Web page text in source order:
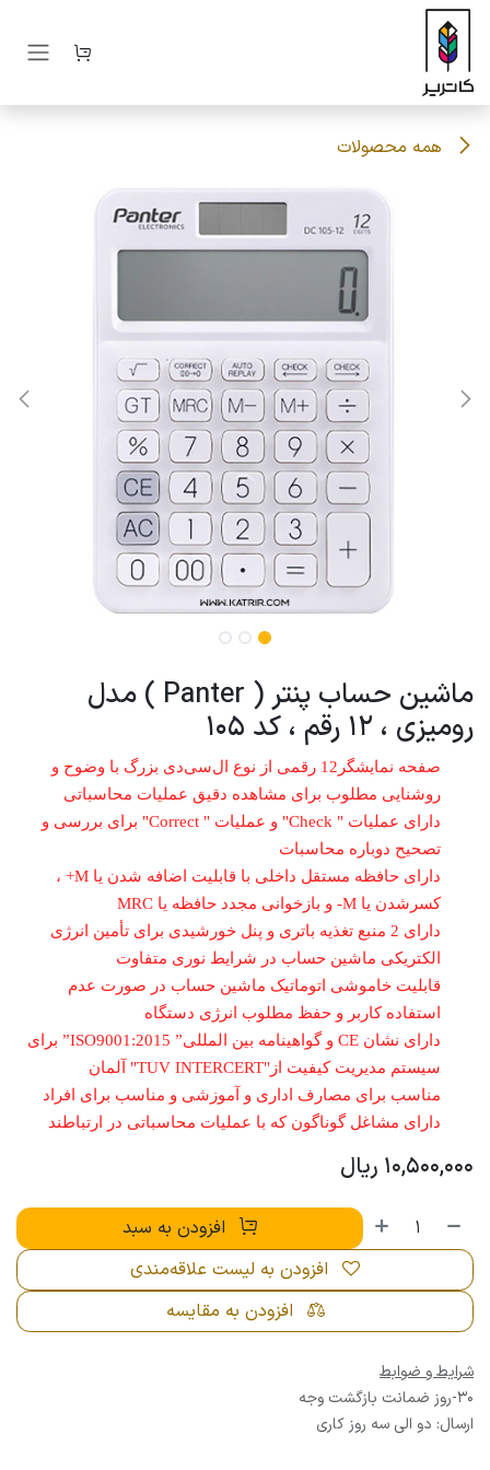
صرف نظر و مشاهده محتوا
همه محصولات
ماشین حساب پنتر ( Panter ) مدل
رومیزی ، 12 رقم ، کد 105
صفحه نمایشگر12 رقمی از نوع ال‌سی‌دی بزرگ با وضوح و
روشنایی مطلوب برای مشاهده دقیق عملیات محاسباتی
دارای عملیات " Check" و عملیات " Correct" برای بررسی و
تصحیح دوباره محاسبات
دارای حافظه مستقل داخلی با قابلیت اضافه شدن یا M+ ،
کسرشدن یا M- و بازخوانی مجدد حافظه یا MRC
دارای 2 منبع تغذیه باتری و پنل خورشیدی برای تأمین انرژی
الکتریکی ماشین حساب در شرایط نوری متفاوت
قابلیت خاموشی اتوماتیک ماشین حساب در صورت عدم
استفاده کاربر و حفظ مطلوب انرژی دستگاه
دارای نشان CE و گواهینامه بین المللی” ISO9001:2015” برای
سیستم مدیریت کیفیت از"TUV INTERCERT" آلمان
مناسب برای مصارف اداری و آموزشی و مناسب برای افراد
دارای مشاغل گوناگون که با عملیات محاسباتی در ارتباطند
10,500,000 ریال
افزودن به سبد
افزودن به مقایسه
افزودن به لیست علاقه‌مندی
شرایط و ضوابط
30-روز ضمانت بازگشت وجه
ارسال: دو الی سه روز کاری